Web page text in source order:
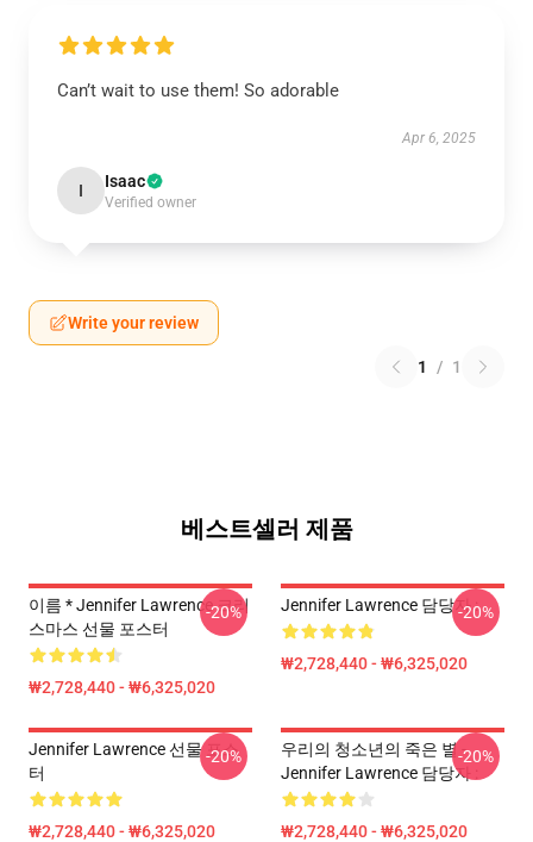
Can’t wait to use them! So adorable
Apr 6, 2025
I Isaac
Verified owner
Write your review
1 / 1
베스트셀러 제품
이름 * Jennifer Lawrence 크리
스마스 선물 포스터
₩2,728,440 - ₩6,325,020
-20% Jennifer Lawrence 담당자 :
₩2,728,440 - ₩6,325,020
-20%
Jennifer Lawrence 선물 포스
터
₩2,728,440 - ₩6,325,020
-20%
우리의 청소년의 죽은 별 -
Jennifer Lawrence 담당자 :
₩2,728,440 - ₩6,325,020
-20%